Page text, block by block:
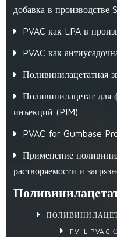
добавка в производстве
PVAC как LPA в
PVAC как
Поливинилацетатная
Поливинилацетат для
инъекций (PIM)
PVAC for Gumbase
Применение
растворяемости и
FV-L PVAC